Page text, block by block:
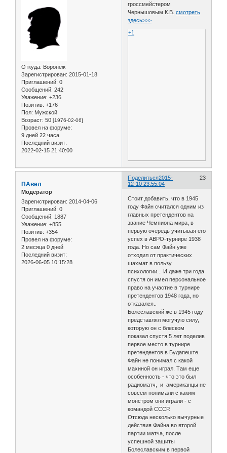
Откуда: Воронеж
Зарегистрирован: 2015-01-18
Приглашений: 0
Сообщений: 242
Уважение: +236
Позитив: +176
Пол: Мужской
Возраст: 50 [1976-02-06]
Провел на форуме:
9 дней 22 часа
Последний визит:
2022-02-15 21:40:00
гроссмейстером
Чернышовым К.В.смотреть
здесь>>>
+1
Поделиться 23
2015-
12-10 23:55:04
ПАвел
Модератор
Зарегистрирован: 2014-04-06
Приглашений: 0
Сообщений: 1887
Уважение: +855
Позитив: +354
Провел на форуме:
2 месяца 0 дней
Последний визит:
2026-06-05 10:15:28
Стоит добавить, что в 1945
году Файн считался одним из
главных претендентов на
звание Чемпиона мира, в
первую очередь учитывая его
успех в АВРО-турнире 1938
года. Но сам Файн уже
отходил от практических
шахмат в пользу
психологии... И даже три года
спустя он имел персональное
право на участие в турнире
претендентов 1948 года, но
отказался..
Болеславский же в 1945 году
представлял могучую силу,
которую он с блеском
показал спустя 5 лет поделив
первое место в турнире
претендентов в Будапеште.
Файн не понимал с какой
махиной он играл. Там еще
особенность - что это был
радиоматч, и американцы не
совсем понимали с каким
монстром они играли - с
командой СССР.
Отсюда несколько вычурные
действия Файна во второй
партии матча, после
успешной защиты
Болеславским в первой